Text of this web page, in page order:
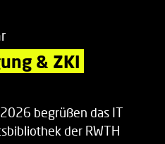
& ZKI
begrüßen das IT
der RWTH